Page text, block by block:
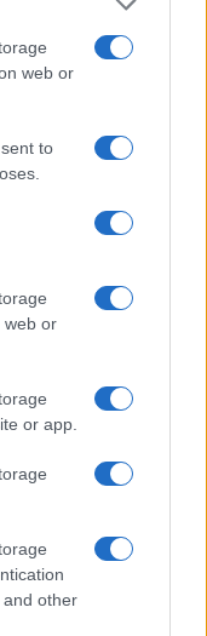
web or
to
web or
or app.
other
a Olbia e in
bella anche dal
fa